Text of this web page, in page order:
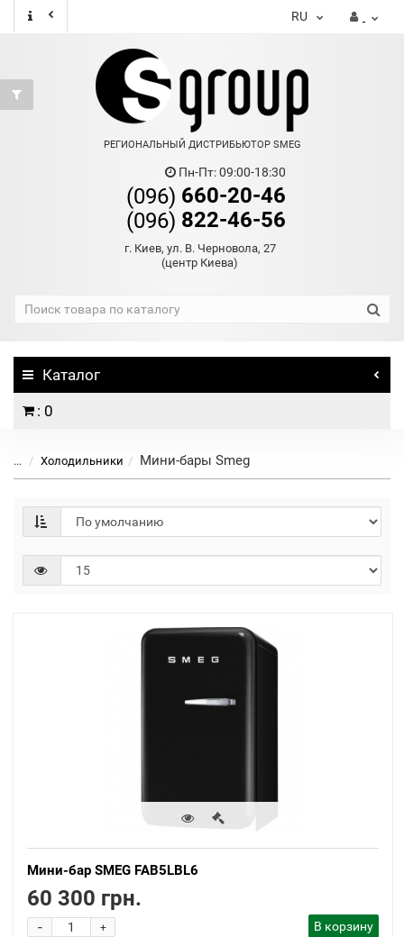
RU
РЕГИОНАЛЬНЫЙ ДИСТРИБЬЮТОР SMEG
Пн-Пт: 09:00-18:30
(096) 660-20-46
(096) 822-46-56
г. Киев, ул. В. Черновола, 27
(центр Киева)
Каталог
: 0
... Холодильники Мини-бары Smeg
Мини-бар SMEG FAB5LBL6
60 300 грн.
+
- В корзину